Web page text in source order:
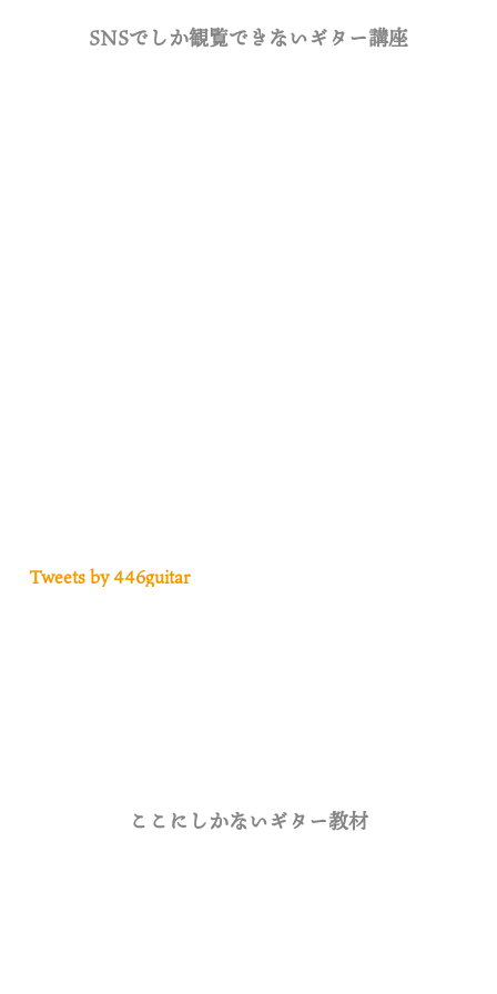
SNSでしか観覧できないギター講座
Tweets by 446guitar
ここにしかないギター教材